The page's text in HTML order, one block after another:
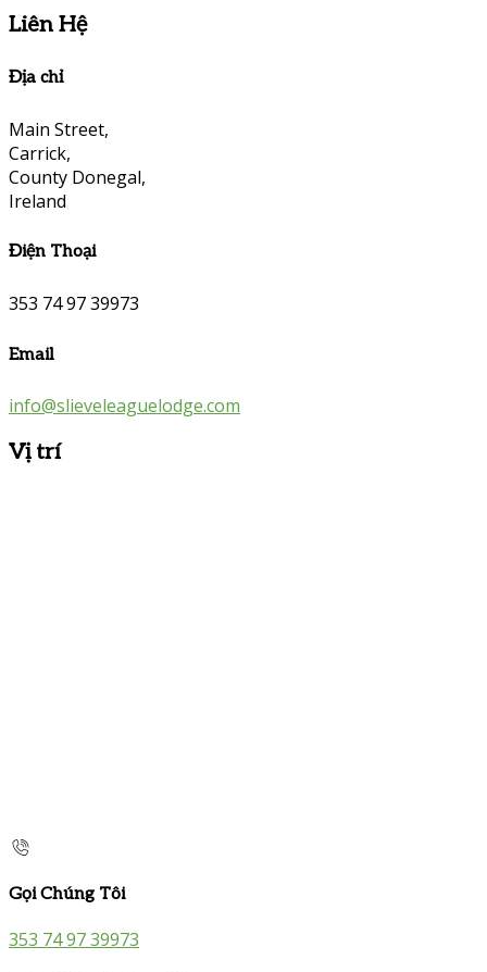
Liên Hệ
Địa chỉ
Main Street,
Carrick,
County Donegal,
Ireland
Điện Thoại
353 74 97 39973
Email
info@slieveleaguelodge.com
Vị trí
Gọi Chúng Tôi
353 74 97 39973